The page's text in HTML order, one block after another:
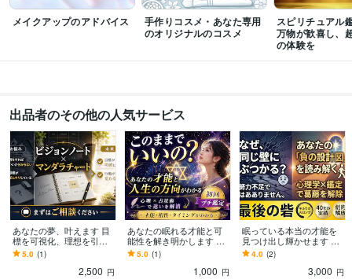
語学力
英語 日常会話レベル
メイクアップのアドバイス
手作りコスメ・あなた専用
のオリジナルのコスメ
スピリチュアル
万物が歓喜し、
の体験を
出品者のその他の人気サービス
あなたの夢、叶えます 目
標を可視化、理想を引き
寄せるビジョンノート・
曼荼羅チャート
5.0 (1)
2,500 円
あなたの眠れる才能と可
能性を解き明かします 魂
の声を聴き、運気を好転
させる鑑定です
5.0 (1)
1,000 円
眠っている本当の才能を
見つけ出し輝かせます 才
能を解き放ち理想の未来
を可視化
4.0 (2)
3,000 円